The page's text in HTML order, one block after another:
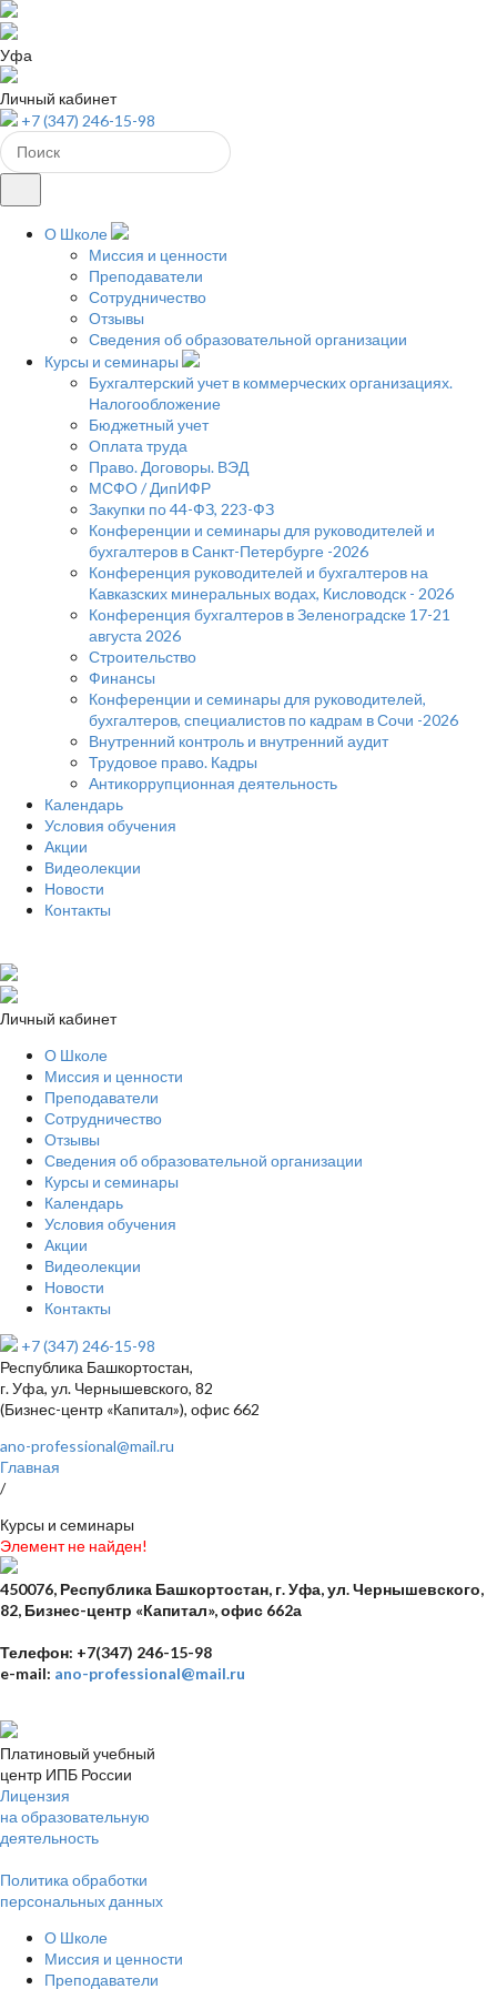
Уфа
Личный кабинет
+7 (347) 246-15-98
О Школе
Миссия и ценности
Преподаватели
Сотрудничество
Отзывы
Сведения об образовательной организации
Курсы и семинары
Бухгалтерский учет в коммерческих организациях.
Налогообложение
Бюджетный учет
Оплата труда
Право. Договоры. ВЭД
МСФО / ДипИФР
Закупки по 44-ФЗ, 223-ФЗ
Конференции и семинары для руководителей и
бухгалтеров в Санкт-Петербурге -2026
Конференция руководителей и бухгалтеров на
Кавказских минеральных водах, Кисловодск - 2026
Конференция бухгалтеров в Зеленоградске 17-21
августа 2026
Строительство
Финансы
Конференции и семинары для руководителей,
бухгалтеров, специалистов по кадрам в Сочи -2026
Внутренний контроль и внутренний аудит
Трудовое право. Кадры
Антикоррупционная деятельность
Календарь
Условия обучения
Акции
Видеолекции
Новости
Контакты
Личный кабинет
О Школе
Миссия и ценности
Преподаватели
Сотрудничество
Отзывы
Сведения об образовательной организации
Курсы и семинары
Календарь
Условия обучения
Акции
Видеолекции
Новости
Контакты
+7 (347) 246-15-98
Республика Башкортостан,
г. Уфа, ул. Чернышевского, 82
(Бизнес-центр «Капитал»), офис 662
ano-professional@mail.ru
Главная
/
Курсы и семинары
Элемент не найден!
450076, Республика Башкортостан, г. Уфа, ул. Чернышевского,
82, Бизнес-центр «Капитал», офис 662а
Телефон: +7(347) 246-15-98
e-mail: ano-professional@mail.ru
Платиновый учебный
центр ИПБ России
Лицензия
на образовательную
деятельность
Политика обработки
персональных данных
О Школе
Миссия и ценности
Преподаватели